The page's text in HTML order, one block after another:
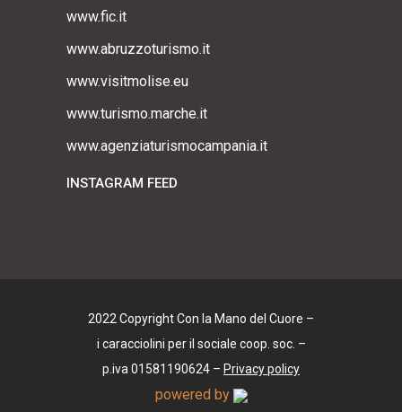
www.fic.it
www.abruzzoturismo.it
www.visitmolise.eu
www.turismo.marche.it
www.agenziaturismocampania.it
INSTAGRAM FEED
2022 Copyright Con la Mano del Cuore –
i caracciolini per il sociale coop. soc. –
p.iva 01581190624 – Privacy policy
powered by